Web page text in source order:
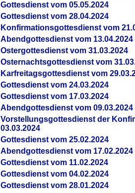
Gottesdienst vom 05.05.2024
Gottesdienst vom 28.04.2024
Konfirmationsgottesdienst vom
Abendgottesdienst vom 13.04.2024
Ostergottesdienst vom 31.03.2024
Osternachtsgottesdienst vom
Karfreitagsgottesdienst vom
Gottesdienst vom 24.03.2024
Gottesdienst vom 17.03.2024
Abendgottesdienst vom 09.03.2024
Vorstellungsgottesdienst der
03.03.2024
Gottesdienst vom 25.02.2024
Abendgottesdienst vom 17.02.2024
Gottesdienst vom 11.02.2024
Gottesdienst vom 04.02.2024
Gottesdienst vom 28.01.2024